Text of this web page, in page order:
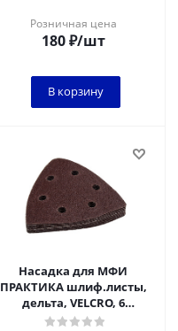
Розничная цена
180₽/шт
В корзину
Насадка для МФИ
ПРАКТИКА шлиф.листы,
дельта, VELCRO, 6
отверстий 93 мм, P240, 10